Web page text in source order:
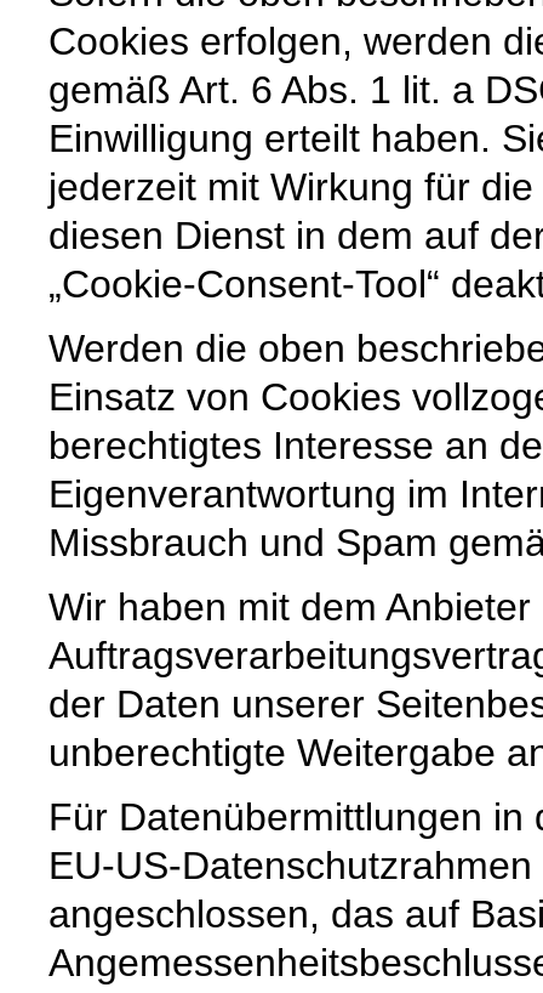
Cookies erfolgen, werden
gemäß Art. 6 Abs. 1 lit. a
Einwilligung erteilt haben.
jederzeit mit Wirkung für
diesen Dienst in dem auf
„Cookie-Consent-Tool“
Werden die oben
Einsatz von Cookies
berechtigtes Interesse an
Eigenverantwortung im
Missbrauch und Spam
Wir haben mit dem Anbieter
der Daten unserer
unberechtigte Weitergabe
Für Datenübermittlungen in
EU-US-
angeschlossen, das auf